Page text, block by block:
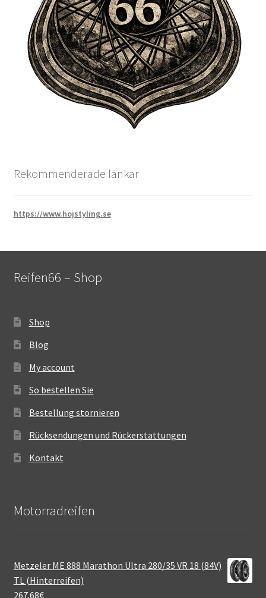
Rekommenderade länkar
https://www.hojstyling.se
Reifen66 – Shop
Shop
Blog
My account
So bestellen Sie
Bestellung stornieren
Rücksendungen und Rückerstattungen
Kontakt
Motorradreifen
Metzeler ME 888 Marathon Ultra 280/35 VR 18 (84V)
TL (Hinterreifen)
267.68€